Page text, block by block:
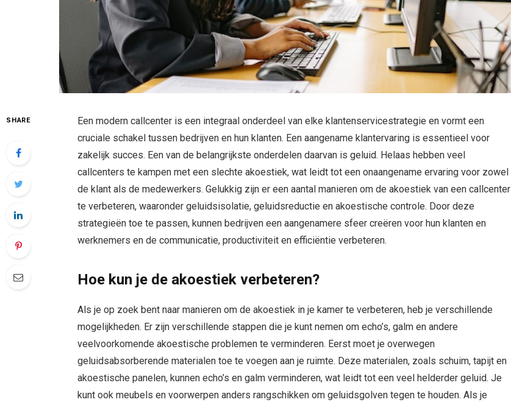
SHARE
Een modern callcenter is een integraal onderdeel van elke klantenservicestrategie en vormt een
cruciale schakel tussen bedrijven en hun klanten. Een aangename klantervaring is essentieel voor
zakelijk succes. Een van de belangrijkste onderdelen daarvan is geluid. Helaas hebben veel
callcenters te kampen met een slechte akoestiek, wat leidt tot een onaangename ervaring voor zowel
de klant als de medewerkers. Gelukkig zijn er een aantal manieren om de akoestiek van een callcenter
te verbeteren, waaronder geluidsisolatie, geluidsreductie en akoestische controle. Door deze
strategieën toe te passen, kunnen bedrijven een aangenamere sfeer creëren voor hun klanten en
werknemers en de communicatie, productiviteit en efficiëntie verbeteren.
Hoe kun je de akoestiek verbeteren?
Als je op zoek bent naar manieren om de akoestiek in je kamer te verbeteren, heb je verschillende
mogelijkheden. Er zijn verschillende stappen die je kunt nemen om echo’s, galm en andere
veelvoorkomende akoestische problemen te verminderen. Eerst moet je overwegen
geluidsabsorberende materialen toe te voegen aan je ruimte. Deze materialen, zoals schuim, tapijt en
akoestische panelen, kunnen echo’s en galm verminderen, wat leidt tot een veel helderder geluid. Je
kunt ook meubels en voorwerpen anders rangschikken om geluidsgolven tegen te houden. Als je